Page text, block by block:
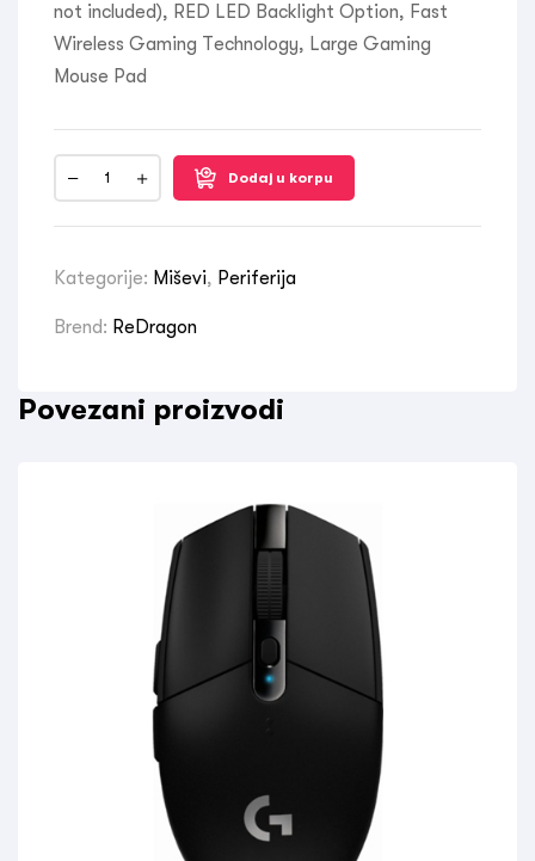
not included), RED LED Backlight Option, Fast
Wireless Gaming Technology, Large Gaming
Mouse Pad
Dodaj u korpu
Kategorije: Miševi, Periferija
Brend: ReDragon
Povezani proizvodi